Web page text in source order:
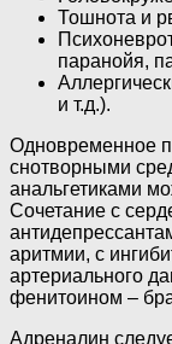
Тошнота и
паранойя,
и т.д.).
Одновременное
снотворными
анальгетиками
Сочетание с
аритмии, с
артериального
фенитоином –
Адреналин